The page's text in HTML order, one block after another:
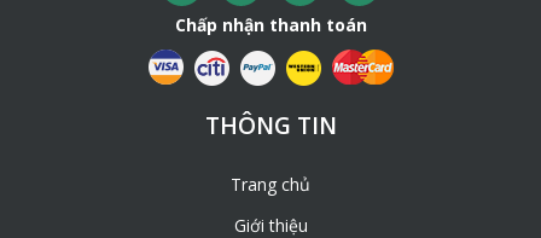
Chấp nhận thanh toán
THÔNG TIN
Trang chủ
Giới thiệu